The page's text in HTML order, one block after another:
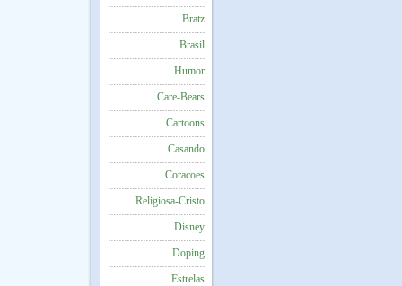
Bratz
Brasil
Humor
Care-Bears
Cartoons
Casando
Coracoes
Religiosa-Cristo
Disney
Doping
Estrelas